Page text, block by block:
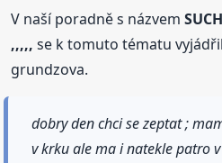
V naší poradně s názvem
,,,,, se k tomuto tématu
grundzova.
dobry den chci se zeptat ;
v krku ale ma i natekle patro